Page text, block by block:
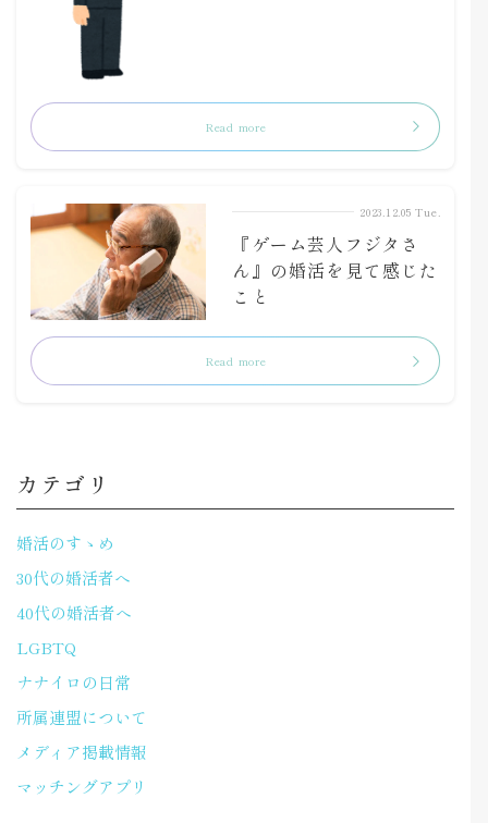
Read more
2023.12.05 Tue.
『ゲーム芸人フジタさ
ん』の婚活を見て感じた
こと
Read more
カテゴリ
婚活のすゝめ
30代の婚活者へ
40代の婚活者へ
LGBTQ
ナナイロの日常
所属連盟について
メディア掲載情報
マッチングアプリ